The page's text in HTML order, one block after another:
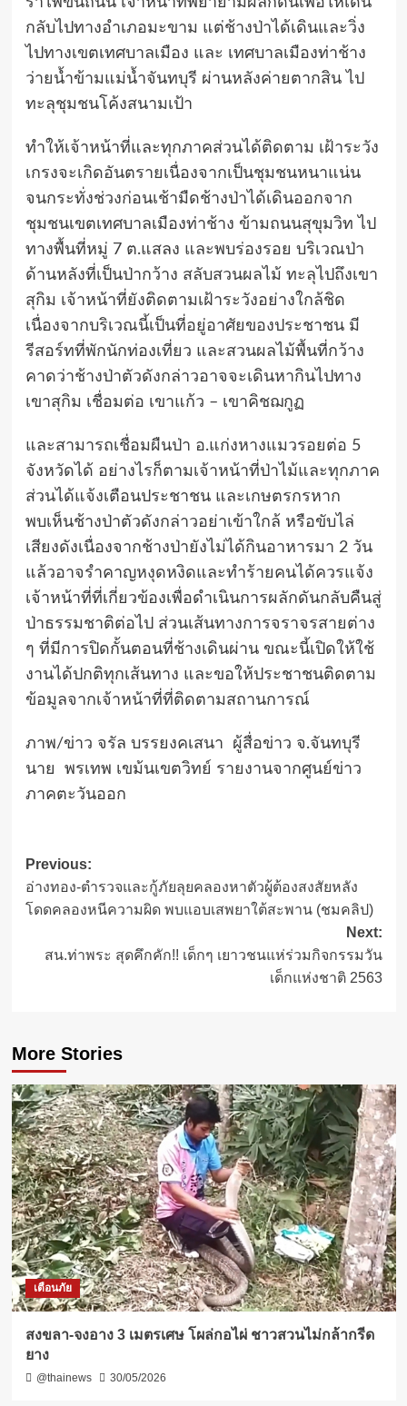
กลับไปทางอำเภอมะขาม แต่ช้างป่าได้เดินและวิ่ง
ไปทางเขตเทศบาลเมือง และ เทศบาลเมืองท่าช้าง
ว่ายน้ำข้ามแม่น้ำจันทบุรี ผ่านหลังค่ายตากสิน ไป
ทะลุชุมชนโค้งสนามเป้า
ทำให้เจ้าหน้าที่และทุกภาคส่วนได้ติดตาม เฝ้าระวัง
เกรงจะเกิดอันตรายเนื่องจากเป็นชุมชนหนาแน่น
จนกระทั่งช่วงก่อนเช้ามืดช้างป่าได้เดินออกจาก
ชุมชนเขตเทศบาลเมืองท่าช้าง ข้ามถนนสุขุมวิท ไป
ทางพื้นที่หมู่ 7 ต.แสลง และพบร่องรอย บริเวณป่า
ด้านหลังที่เป็นป่ากว้าง สลับสวนผลไม้ ทะลุไปถึงเขา
สุกิม เจ้าหน้าที่ยังติดตามเฝ้าระวังอย่างใกล้ชิด
เนื่องจากบริเวณนี้เป็นที่อยู่อาศัยของประชาชน มี
รีสอร์ทที่พักนักท่องเที่ยว และสวนผลไม้พื้นที่กว้าง
คาดว่าช้างป่าตัวดังกล่าวอาจจะเดินหากินไปทาง
เขาสุกิม เชื่อมต่อ เขาแก้ว – เขาคิชฌกูฏ
และสามารถเชื่อมผืนป่า อ.แก่งหางแมวรอยต่อ 5
จังหวัดได้ อย่างไรก็ตามเจ้าหน้าที่ป่าไม้และทุกภาค
ส่วนได้แจ้งเตือนประชาชน และเกษตรกรหาก
พบเห็นช้างป่าตัวดังกล่าวอย่าเข้าใกล้ หรือขับไล่
เสียงดังเนื่องจากช้างป่ายังไม่ได้กินอาหารมา 2 วัน
แล้วอาจรำคาญหงุดหงิดและทำร้ายคนได้ควรแจ้ง
เจ้าหน้าที่ที่เกี่ยวข้องเพื่อดำเนินการผลักดันกลับคืนสู่
ป่าธรรมชาติต่อไป ส่วนเส้นทางการจราจรสายต่าง
ๆ ที่มีการปิดกั้นตอนที่ช้างเดินผ่าน ขณะนี้เปิดให้ใช้
งานได้ปกติทุกเส้นทาง และขอให้ประชาชนติดตาม
ข้อมูลจากเจ้าหน้าที่ที่ติดตามสถานการณ์
ภาพ/ข่าว จรัล บรรยงคเสนา ผู้สื่อข่าว จ.จันทบุรี
นาย พรเทพ เขม้นเขตวิทย์ รายงานจากศูนย์ข่าว
ภาคตะวันออก
Post
navigation
Previous:
อ่างทอง-ตำรวจและกู้ภัยลุยคลองหาตัวผู้ต้องสงสัยหลัง
โดดคลองหนีความผิด พบแอบเสพยาใต้สะพาน (ชมคลิป)
Next:
สน.ท่าพระ สุดคึกคัก!! เด็กๆ เยาวชนแห่ร่วมกิจกรรมวัน
เด็กแห่งชาติ 2563
More Stories
เตือนภัย
สงขลา-จงอาง 3 เมตรเศษ โผล่กอไผ่ ชาวสวนไม่กล้ากรีด
ยาง
@thainews 30/05/2026